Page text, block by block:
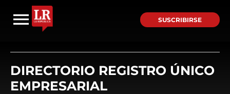
SUSCRIBIRSE
DIRECTORIO REGISTRO ÚNICO
EMPRESARIAL